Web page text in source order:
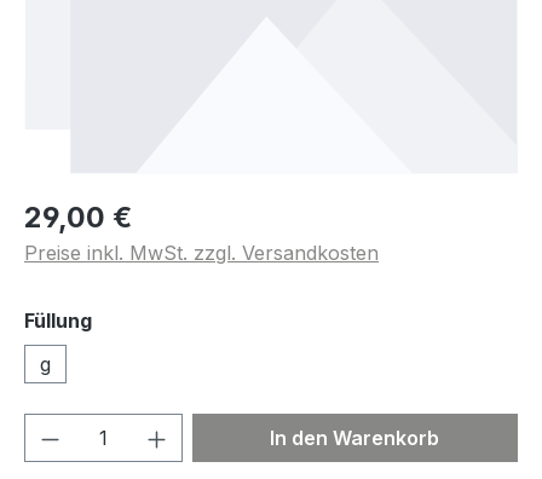
29,00 €
Preise inkl. MwSt. zzgl. Versandkosten
Füllung
g
Produkt Anzahl: Gib denIn den Warenkorb